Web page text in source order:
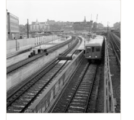
Fridhemsplan.